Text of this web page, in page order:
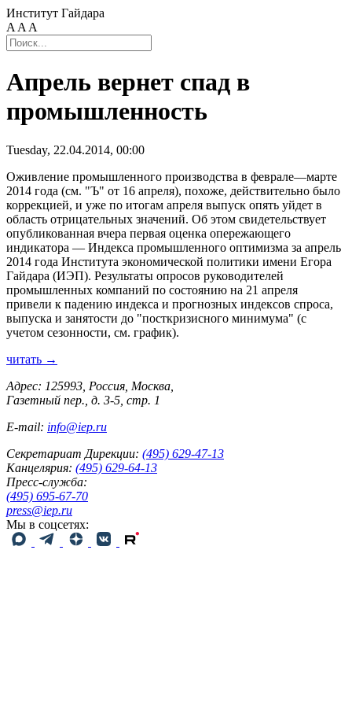
Институт Гайдара
A A A
Апрель вернет спад в
промышленность
Tuesday, 22.04.2014, 00:00
Оживление промышленного производства в феврале—марте
2014 года (см. "Ъ" от 16 апреля), похоже, действительно было
коррекцией, и уже по итогам апреля выпуск опять уйдет в
область отрицательных значений. Об этом свидетельствует
опубликованная вчера первая оценка опережающего
индикатора — Индекса промышленного оптимизма за апрель
2014 года Института экономической политики имени Егора
Гайдара (ИЭП). Результаты опросов руководителей
промышленных компаний по состоянию на 21 апреля
привели к падению индекса и прогнозных индексов спроса,
выпуска и занятости до "посткризисного минимума" (с
учетом сезонности, см. график).
читать →
Адрес: 125993, Россия, Москва,
Газетный пер., д. 3-5, стр. 1
E-mail: info@iep.ru
Секретариат Дирекции: (495) 629-47-13
Канцелярия: (495) 629-64-13
Пресс-служба:
(495) 695-67-70
press@iep.ru
Мы в соцсетях: